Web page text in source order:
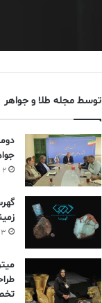
توسط مجله طلا و جواهر
2 روز پیش
3 هفته پیش